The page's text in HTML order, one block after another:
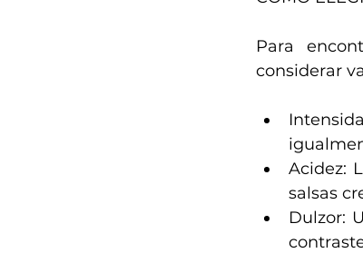
Para
considerar
Acidez:
salsas
Dulzor: